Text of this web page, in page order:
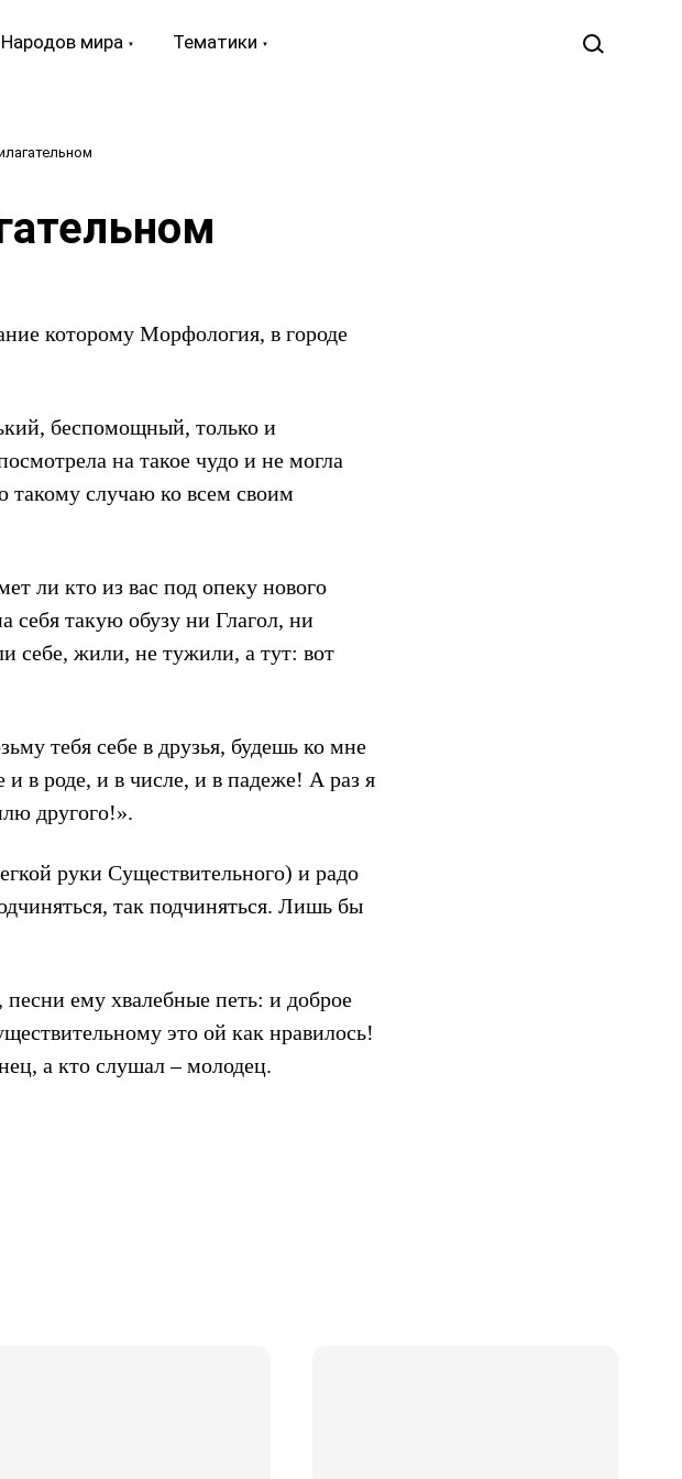
Народов мира Тематики
которому Морфология, в городе
беспомощный, только и
на такое чудо и не могла
такому случаю ко всем своим
ли кто из вас под опеку нового
себя такую обузу ни Глагол, ни
себе, жили, не тужили, а тут: вот
тебя себе в друзья, будешь ко мне
и в роде, и в числе, и в падеже! А раз я
другого!».
руки Существительного) и радо
так подчиняться. Лишь бы
ему хвалебные петь: и доброе
это ой как нравилось!
а кто слушал – молодец.